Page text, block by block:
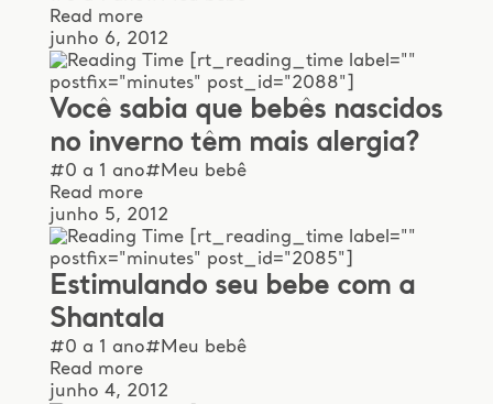
Read more
junho 6, 2012
[rt_reading_time label=""
postfix="minutes" post_id="2088"]
Você sabia que bebês nascidos
no inverno têm mais alergia?
#0 a 1 ano#Meu bebê
Read more
junho 5, 2012
[rt_reading_time label=""
postfix="minutes" post_id="2085"]
Estimulando seu bebe com a
Shantala
#0 a 1 ano#Meu bebê
Read more
junho 4, 2012